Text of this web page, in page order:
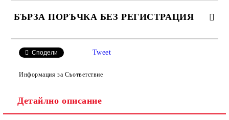
БЪРЗА ПОРЪЧКА БЕЗ РЕГИСТРАЦИЯ
Ние ще се свържем с вас в рамките на работния ден.
Сподели Tweet
Информация за Съответствие
Детайлно описание